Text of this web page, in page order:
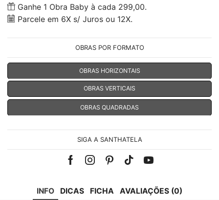
Ganhe 1 Obra Baby à cada 299,00.
Parcele em 6X s/ Juros ou 12X.
OBRAS POR FORMATO
OBRAS HORIZONTAIS
OBRAS VERTICAIS
OBRAS QUADRADAS
SIGA A SANTHATELA
Facebook
Instagram
Pinterest
Tik-Youtube
INFO DICAS FICHA AVALIAÇÕES (0)